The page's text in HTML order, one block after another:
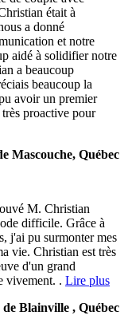
était à
a donné
et notre
aidé à solidifier notre
a beaucoup
beaucoup la
avoir un premier
proactive pour
Mascouche, Québec
M. Christian
difficile. Grâce à
j'ai pu surmonter mes
vie. Christian est très
d'un grand
vivement. . Lire plus
Blainville , Québec